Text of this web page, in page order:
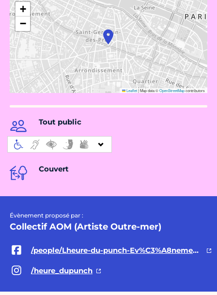
+
−
Leaflet|Map data ©OpenStreetMapcontributors
Tout public
Couvert
Évènement proposé par :
Collectif AOM (Artiste Outre-mer)
/people/Lheure-du-punch-Ev%C3%A8nement-de-la-Nuit-blanche-2026-Paris/61564543567425/
/heure_dupunch